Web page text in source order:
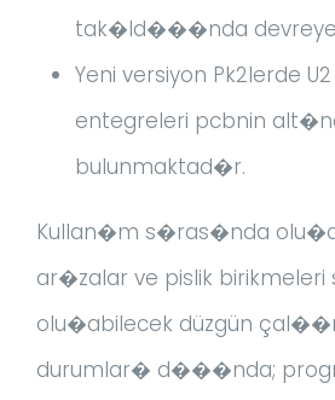
tak�ld���nda devreye
Yeni versiyon Pk2lerde U2
entegreleri pcbnin
bulunmaktad�r.
Kullan�m s�ras�nda
ar�zalar ve pislik birikmeleri
olu�abilecek düzgün
durumlar� d���nda;